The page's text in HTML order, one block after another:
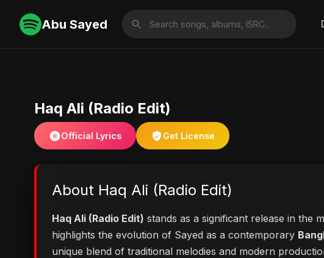
Abu Sayed
Haq Ali (Radio Edit)
Official Lyrics Get License
About Haq Ali (Radio Edit)
Haq Ali (Radio Edit) stands as a significant release in the
highlights the evolution of Sayed as a contemporary
unique blend of traditional melodies and modern